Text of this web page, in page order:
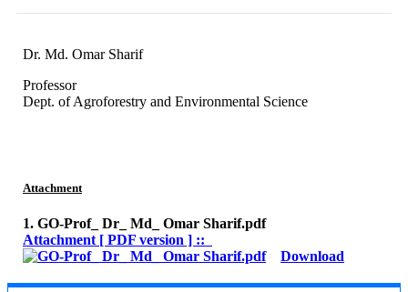
Dr. Md. Omar Sharif
Professor
Dept. of Agroforestry and Environmental Science
Attachment
1. GO-Prof_ Dr_ Md_ Omar Sharif.pdf
Attachment [ PDF version ] ::
Download